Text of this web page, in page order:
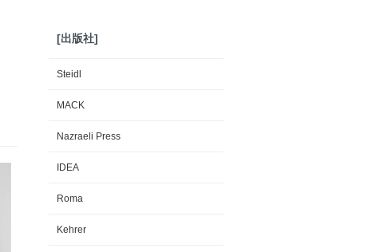
[出版社]
Steidl
MACK
Nazraeli Press
IDEA
Roma
Kehrer